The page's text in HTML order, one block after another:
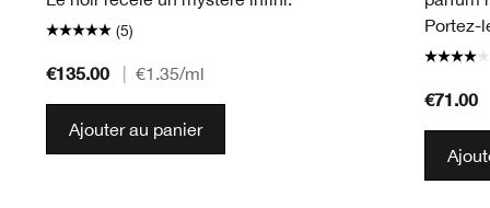
(5)
€135.00 €1.35/ml
Ajouter au panier
Portez-
€71.00